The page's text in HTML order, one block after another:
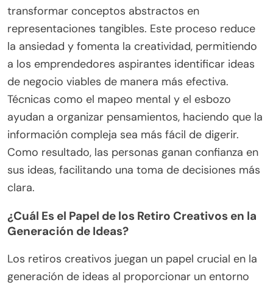
transformar conceptos abstractos en
representaciones tangibles. Este proceso reduce
la ansiedad y fomenta la creatividad, permitiendo
a los emprendedores aspirantes identificar ideas
de negocio viables de manera más efectiva.
Técnicas como el mapeo mental y el esbozo
ayudan a organizar pensamientos, haciendo que la
información compleja sea más fácil de digerir.
Como resultado, las personas ganan confianza en
sus ideas, facilitando una toma de decisiones más
clara.
¿Cuál Es el Papel de los Retiro Creativos en la
Generación de Ideas?
Los retiros creativos juegan un papel crucial en la
generación de ideas al proporcionar un entorno